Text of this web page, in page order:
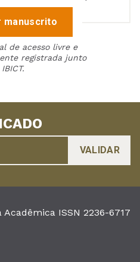
manuscrito
de acesso livre e
registrada junto
ISSN 2236-6717